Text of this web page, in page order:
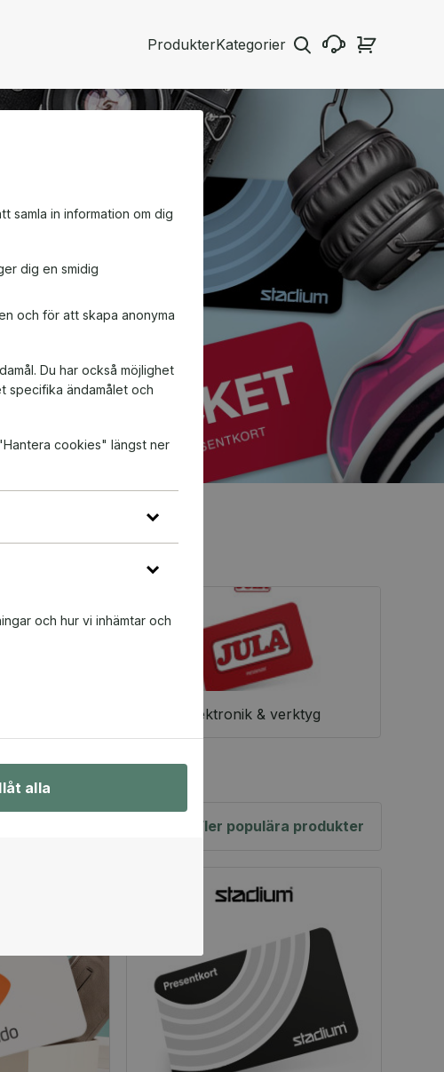
samla in information om dig
dig en smidig
och för att skapa anonyma
Du har också möjlighet
specifika ändamålet och
cookies" längst ner
och hur vi inhämtar och
alla
ProdukterKategorier
Elektronik & verktyg
Fler populära produkter